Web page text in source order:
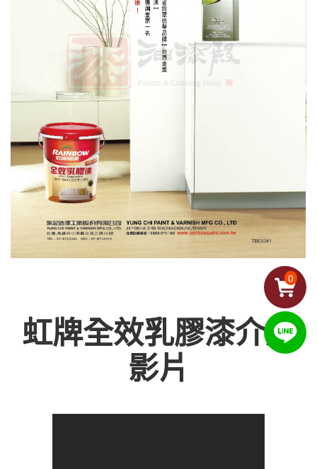
虹牌全效乳膠漆介紹
影片
0